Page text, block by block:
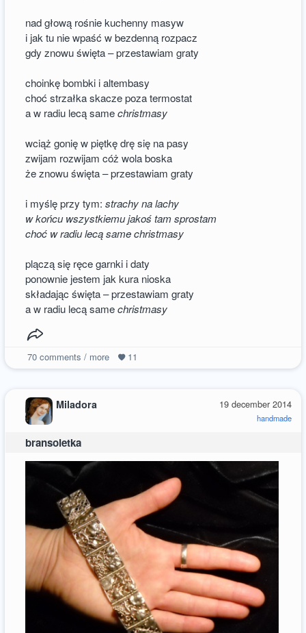
nad głową rośnie kuchenny masyw
i jak tu nie wpaść w bezdenną rozpacz
gdy znowu święta – przestawiam graty
choinkę bombki i altembasy
choć strzałka skacze poza termostat
a w radiu lecą samechristmasy
wciąż gonię w piętkę drę się na pasy
zwijam rozwijam cóż wola boska
że znowu święta – przestawiam graty
i myślę przy tym:strachy na lachy
w końcu wszystkiemu jakoś tam sprostam
choć w radiu lecą same christmasy
plączą się ręce garnki i daty
ponownie jestem jak kura nioska
składając święta – przestawiam graty
a w radiu lecą samechristmasy
70comments / more 11
19 december 2014
handmade
Miladora
bransoletka